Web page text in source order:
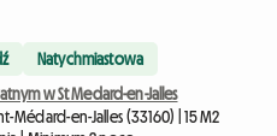
Natychmiastowa
w St Medard-en-Jalles
Médard-en-Jalles (33160) | 15 M2